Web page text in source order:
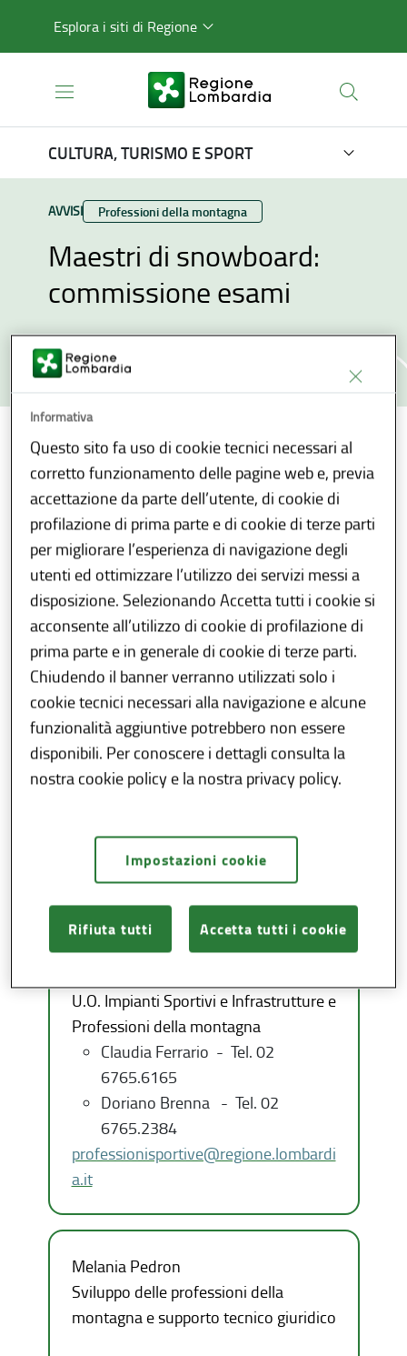
Esplora i siti di Regione
CULTURA, TURISMO E SPORT
TIPO CONTENUTO:
AVVISI Categoria:
Professioni della montagna
Maestri di snowboard:
commissione esami
... / Maestri di snowboard: commissione esami
Condividi E-reader Download
Data di avviso 27 Marzo 2026
È stata nominata la Commissione preposta alla
valutazione degli esami di abilitazione alla
professione dimaestro di snowboard anno
2026,per la sessione che si terrà inlocalità
Ponte di Legno/Ghiacciaio Presena dal 30
marzo al 2 aprile 2026,con insediamento della
commissione il giorno 30 marzo.
Allegato l’atto di riferimento (Decreto n. 3635 del
20 marzo 2026).
Contatti
U.O. Impianti Sportivi e Infrastrutture e
Professioni della montagna
Claudia Ferrario - Tel. 02
6765.6165
Doriano Brenna - Tel. 02
6765.2384
professionisportive@regione.lombardi
a.it
Melania Pedron
Sviluppo delle professioni della
montagna e supporto tecnico giuridico
Informativa
Questo sito fa uso di cookie tecnici necessari al
corretto funzionamento delle pagine web e, previa
accettazione da parte dell’utente, di cookie di
profilazione di prima parte e di cookie di terze parti
per migliorare l’esperienza di navigazione degli
utenti ed ottimizzare l’utilizzo dei servizi messi a
disposizione. Selezionando Accetta tutti i cookie si
acconsente all’utilizzo di cookie di profilazione di
prima parte e in generale di cookie di terze parti.
Chiudendo il banner verranno utilizzati solo i
cookie tecnici necessari alla navigazione e alcune
funzionalità aggiuntive potrebbero non essere
disponibili. Per conoscere i dettagli consulta la
nostra cookie policy e la nostra privacy policy.
Impostazioni cookie
Rifiuta tutti Accetta tutti i cookie